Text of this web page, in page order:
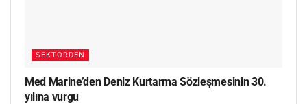
SEKTÖRDEN
Med Marine’den Deniz Kurtarma Sözleşmesinin 30.
yılına vurgu